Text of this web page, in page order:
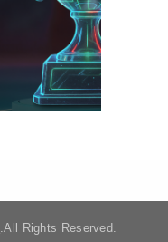
.All Rights Reserved.